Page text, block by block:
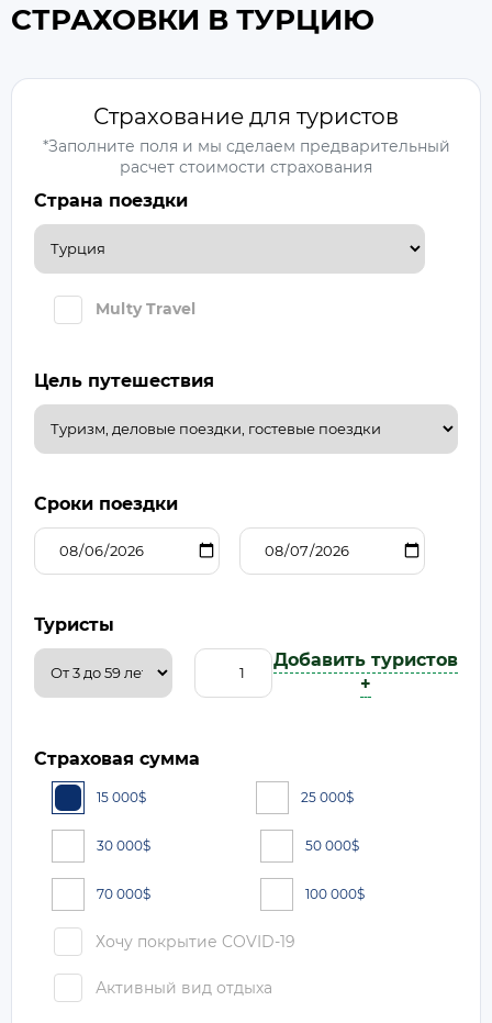
СТРАХОВКИ В ТУРЦИЮ
Страхование для туристов
*Заполните поля и мы сделаем предварительный
расчет стоимости страхования
Страна поездки
Multy Travel
Цель путешествия
Сроки поездки
Туристы
Добавить туристов
+
Страховая сумма
15 000$ 25 000$
30 000$ 50 000$
70 000$ 100 000$
Хочу покрытие COVID-19
Активный вид отдыха